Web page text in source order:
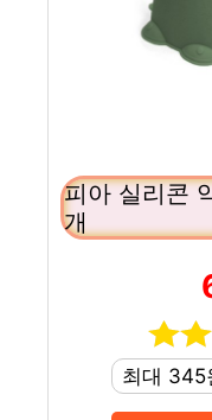
피아 실리콘
개
최대 345